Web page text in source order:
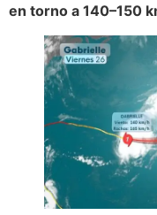
en torno a 140–150